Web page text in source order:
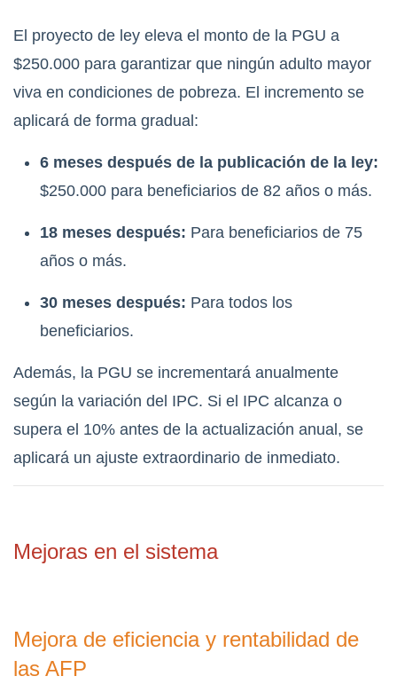
El proyecto de ley eleva el monto de la PGU a
$250.000 para garantizar que ningún adulto mayor
viva en condiciones de pobreza. El incremento se
aplicará de forma gradual:
6 meses después de la publicación de la ley:
$250.000 para beneficiarios de 82 años o más.
18 meses después: Para beneficiarios de 75
años o más.
30 meses después: Para todos los
beneficiarios.
Además, la PGU se incrementará anualmente
según la variación del IPC. Si el IPC alcanza o
supera el 10% antes de la actualización anual, se
aplicará un ajuste extraordinario de inmediato.
Mejoras en el sistema
Mejora de eficiencia y rentabilidad de
las AFP